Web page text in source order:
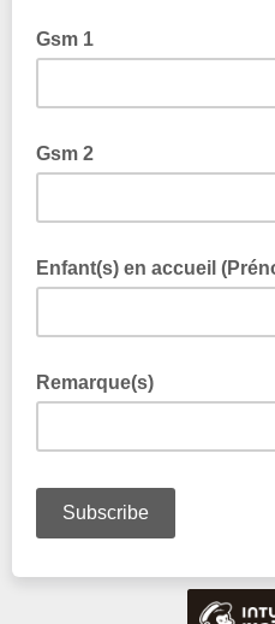
Gsm 1
Gsm 2
Enfant(s) en accueil
Remarque(s)